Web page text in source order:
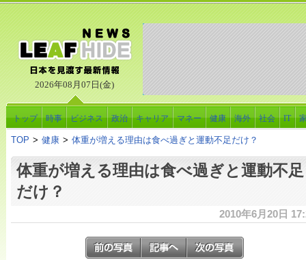
2026年08月07日(金)
トップ 時事 ビジネス 政治 キャリア マネー 健康 海外 社会 IT
TOP > 健康 > 体重が増える理由は食べ過ぎと運動不足だけ？
体重が増える理由は食べ過ぎと運動不足
だけ？
2010年6月20日